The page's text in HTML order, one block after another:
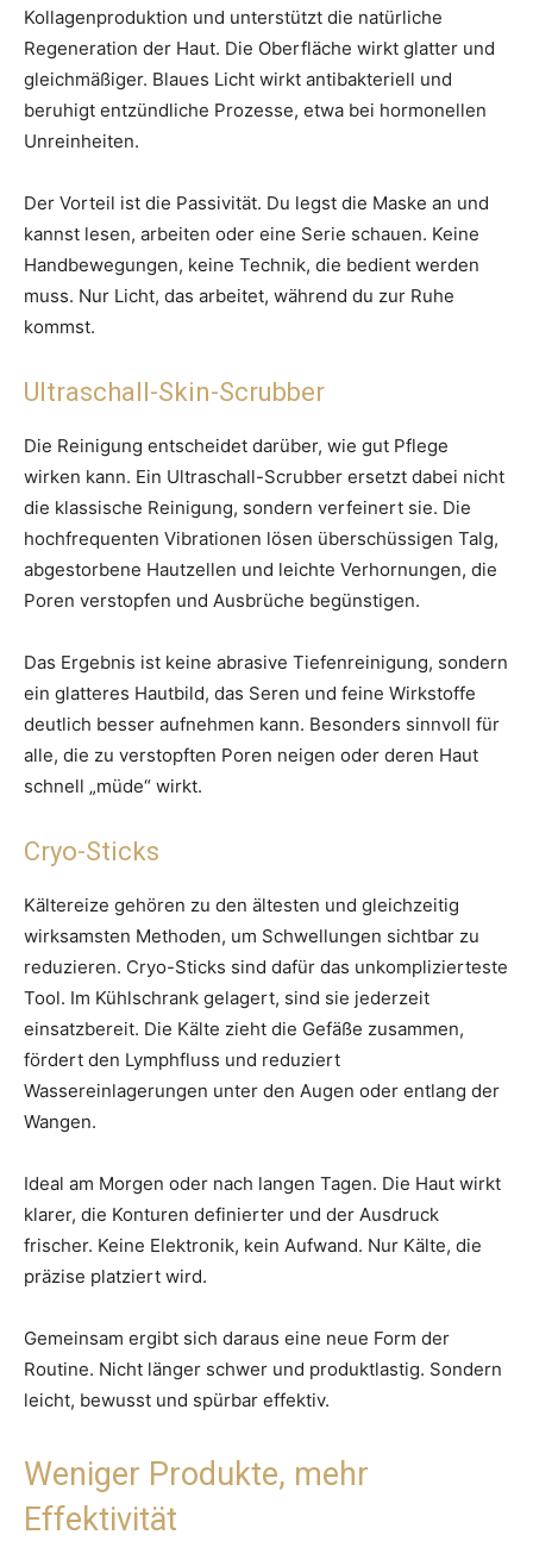
Kollagenproduktion und unterstützt die natürliche
Regeneration der Haut. Die Oberfläche wirkt glatter und
gleichmäßiger. Blaues Licht wirkt antibakteriell und
beruhigt entzündliche Prozesse, etwa bei hormonellen
Unreinheiten.
Der Vorteil ist die Passivität. Du legst die Maske an und
kannst lesen, arbeiten oder eine Serie schauen. Keine
Handbewegungen, keine Technik, die bedient werden
muss. Nur Licht, das arbeitet, während du zur Ruhe
kommst.
Ultraschall-Skin-Scrubber
Die Reinigung entscheidet darüber, wie gut Pflege
wirken kann. Ein Ultraschall-Scrubber ersetzt dabei nicht
die klassische Reinigung, sondern verfeinert sie. Die
hochfrequenten Vibrationen lösen überschüssigen Talg,
abgestorbene Hautzellen und leichte Verhornungen, die
Poren verstopfen und Ausbrüche begünstigen.
Das Ergebnis ist keine abrasive Tiefenreinigung, sondern
ein glatteres Hautbild, das Seren und feine Wirkstoffe
deutlich besser aufnehmen kann. Besonders sinnvoll für
alle, die zu verstopften Poren neigen oder deren Haut
schnell „müde“ wirkt.
Cryo-Sticks
Kältereize gehören zu den ältesten und gleichzeitig
wirksamsten Methoden, um Schwellungen sichtbar zu
reduzieren. Cryo-Sticks sind dafür das unkomplizierteste
Tool. Im Kühlschrank gelagert, sind sie jederzeit
einsatzbereit. Die Kälte zieht die Gefäße zusammen,
fördert den Lymphfluss und reduziert
Wassereinlagerungen unter den Augen oder entlang der
Wangen.
Ideal am Morgen oder nach langen Tagen. Die Haut wirkt
klarer, die Konturen definierter und der Ausdruck
frischer. Keine Elektronik, kein Aufwand. Nur Kälte, die
präzise platziert wird.
Gemeinsam ergibt sich daraus eine neue Form der
Routine. Nicht länger schwer und produktlastig. Sondern
leicht, bewusst und spürbar effektiv.
Weniger Produkte, mehr
Effektivität